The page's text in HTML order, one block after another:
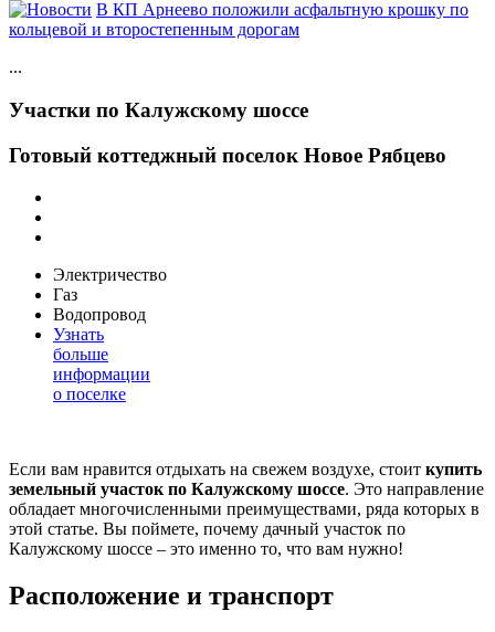
В КП Арнеево положили асфальтную крошку по
кольцевой и второстепенным дорогам
...
Участки по Калужскому шоссе
Готовый коттеджный поселок Новое Рябцево
Электричество
Газ
Водопровод
Узнать
больше
информации
о поселке
Если вам нравится отдыхать на свежем воздухе, стоит купить
земельный участок по Калужскому шоссе. Это направление
обладает многочисленными преимуществами, ряда которых в
этой статье. Вы поймете, почему дачный участок по
Калужскому шоссе – это именно то, что вам нужно!
Расположение и транспорт